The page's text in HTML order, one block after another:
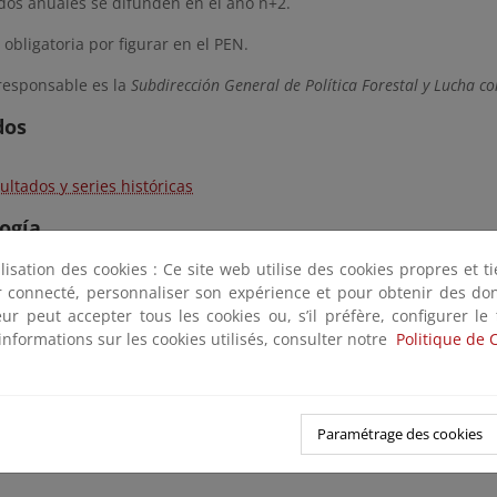
obligatoria por figurar en el PEN.
es la Subdirección General de Política Forestal y Lucha
y series históricas
Nacionales de la Selvicultura
Estadística del IOE incluida en esta operación
des cookies : Ce site web utilise des cookies propres et
connecté, personnaliser son expérience et pour obtenir des
peut accepter tous les cookies ou, s’il préfère, configurer le
sur les cookies utilisés, consulter notre Politique de
Paramétrage des cookies